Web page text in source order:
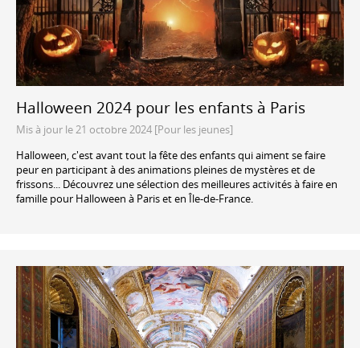
Halloween 2024 pour les enfants à Paris
Mis à jour le 21 octobre 2024 [Pour les jeunes]
Halloween, c'est avant tout la fête des enfants qui aiment se faire
peur en participant à des animations pleines de mystères et de
frissons... Découvrez une sélection des meilleures activités à faire en
famille pour Halloween à Paris et en Île-de-France.